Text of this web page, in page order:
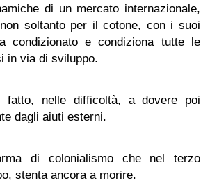
di un mercato internazionale,
soltanto per il cotone, con i suoi
condizionato e condiziona tutte le
in via di sviluppo.
fatto, nelle difficoltà, a dovere poi
dagli aiuti esterni.
di colonialismo che nel terzo
stenta ancora a morire.